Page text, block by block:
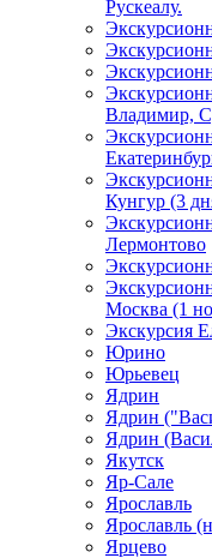
Рускеалу.
Владимир,
Кунгур (3
Лермонтово
Москва (1
Экскурсия
Юрино
Юрьевец
Ядрин
Ядрин
Ядрин
Якутск
Яр-Сале
Ярославль
Ярославль
Ярцево